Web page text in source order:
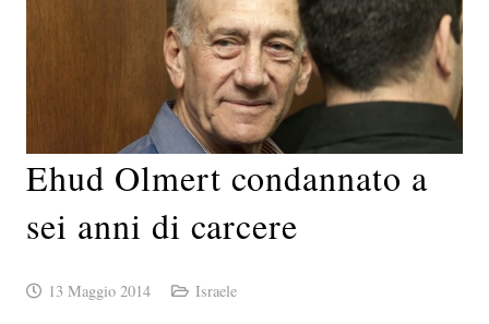
Ehud Olmert condannato a
sei anni di carcere
13 Maggio 2014 Israele